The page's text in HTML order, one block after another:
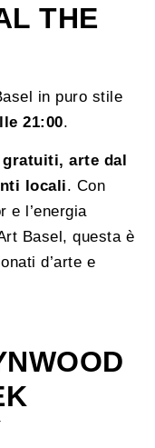
THE
in puro stile
21:00.
arte dal
locali. Con
e l’energia
Basel, questa è
d’arte e